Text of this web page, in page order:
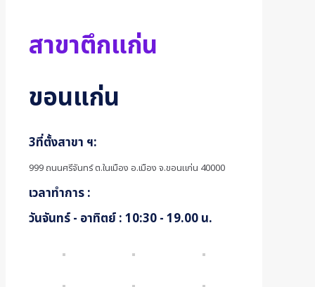
สาขาตึกแก่น
ขอนแก่น
3ที่ตั้งสาขา ฯ:
999 ถนนศรีจันทร์ ต.ในเมือง อ.เมือง จ.ขอนแก่น 40000
เวลาทำการ :
วันจันทร์ - อาทิตย์ : 10:30 - 19.00 น.